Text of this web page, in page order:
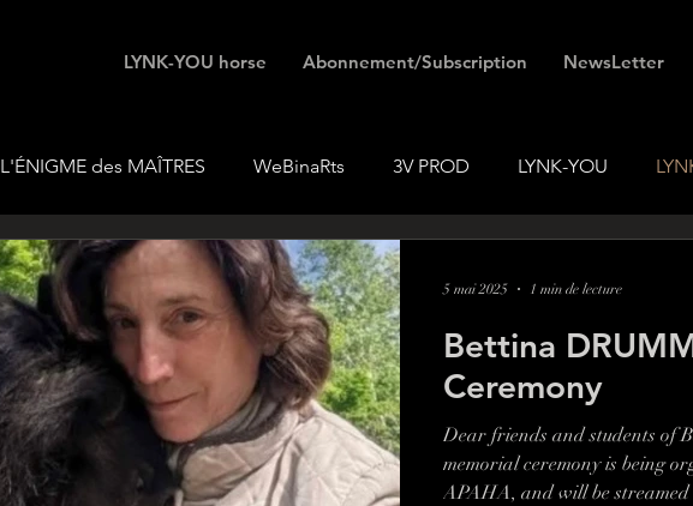
LYNK-YOU horse Abonnement/Subscription NewsLetter
L'ÉNIGME des MAÎTRES WeBinaRts 3V PROD LYNK-YOU
Bettina
Ceremony
Dear friends and students of
memorial ceremony is being
APAHA, and will be streamed
5 mai 2025 1 min de lecture